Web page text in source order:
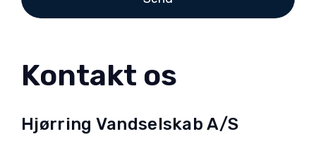
Kontakt os
Hjørring Vandselskab A/S